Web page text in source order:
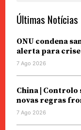
Últimas Notícias
ONU condena
alerta para
7 Ago 2026
China | Controlo
novas regras
7 Ago 2026